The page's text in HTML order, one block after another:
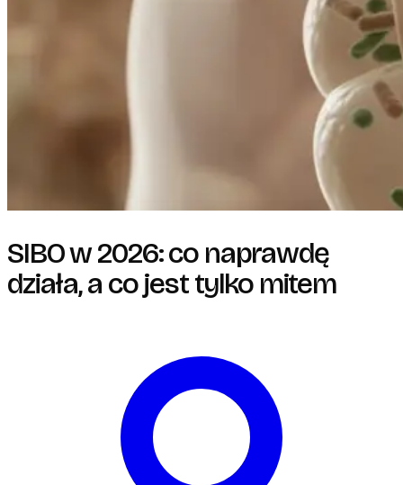
SIBO w 2026: co naprawdę
działa, a co jest tylko mitem